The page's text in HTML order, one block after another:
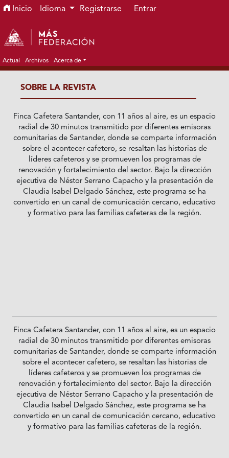
Ir al menú de navegación principal
Ir al contenido principal
Ir al pie de página del sitio
Inicio Idioma Registrarse Entrar
Actual Archivos Acerca de
SOBRE LA REVISTA
Finca Cafetera Santander, con 11 años al aire, es un espacio
radial de 30 minutos transmitido por diferentes emisoras
comunitarias de Santander, donde se comparte información
sobre el acontecer cafetero, se resaltan las historias de
líderes cafeteros y se promueven los programas de
renovación y fortalecimiento del sector. Bajo la dirección
ejecutiva de Néstor Serrano Capacho y la presentación de
Claudia Isabel Delgado Sánchez, este programa se ha
convertido en un canal de comunicación cercano, educativo
y formativo para las familias cafeteras de la región.
Finca Cafetera Santander, con 11 años al aire, es un espacio
radial de 30 minutos transmitido por diferentes emisoras
comunitarias de Santander, donde se comparte información
sobre el acontecer cafetero, se resaltan las historias de
líderes cafeteros y se promueven los programas de
renovación y fortalecimiento del sector. Bajo la dirección
ejecutiva de Néstor Serrano Capacho y la presentación de
Claudia Isabel Delgado Sánchez, este programa se ha
convertido en un canal de comunicación cercano, educativo
y formativo para las familias cafeteras de la región.